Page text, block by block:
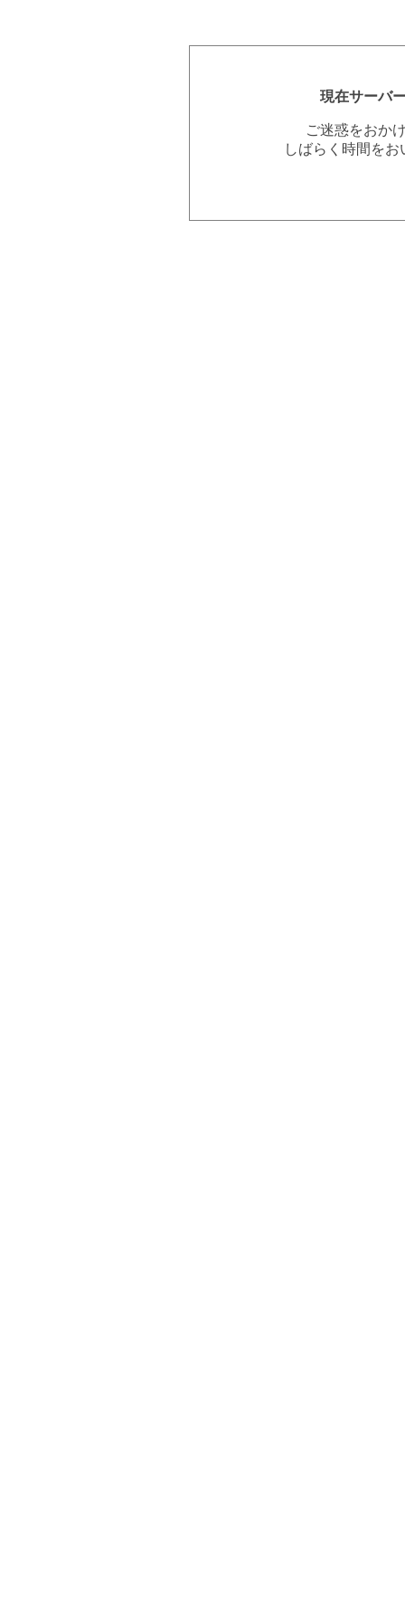
現在サーバ
ご迷惑をおか
しばらく時間を